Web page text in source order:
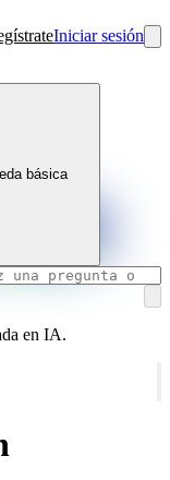
Iniciar sesión
básica
en IA.